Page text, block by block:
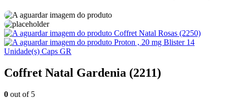
Coffret Natal Rosas (2250)
Proton , 20 mg Blister 14
Unidade(s) Caps GR
Coffret Natal Gardenia (2211)
0 out of 5